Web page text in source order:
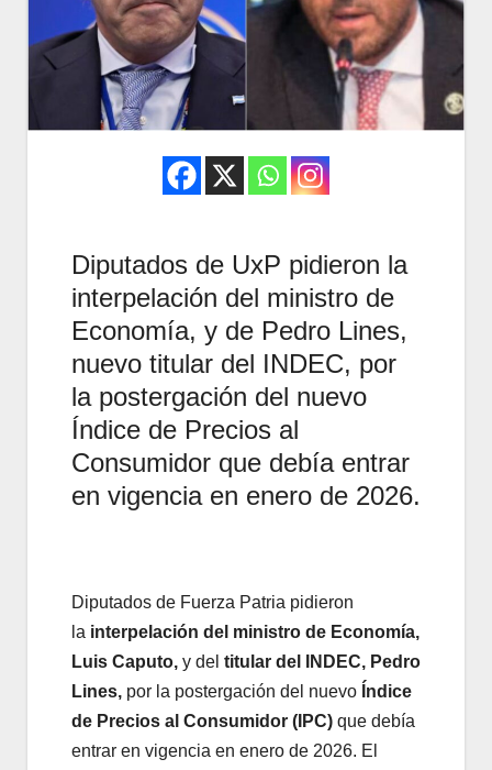
Diputados de UxP pidieron la
interpelación del ministro de
Economía, y de Pedro Lines,
nuevo titular del INDEC, por
la postergación del nuevo
Índice de Precios al
Consumidor que debía entrar
en vigencia en enero de 2026.
Diputados de Fuerza Patria pidieron
la interpelación del ministro de Economía,
Luis Caputo, y del titular del INDEC, Pedro
Lines, por la postergación del nuevo Índice
de Precios al Consumidor (IPC) que debía
entrar en vigencia en enero de 2026. El